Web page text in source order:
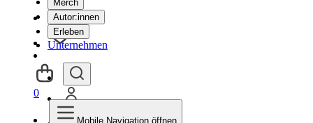
Merch
Autor:innen
Erleben
Unternehmen
0
Mobile Navigation öffnen